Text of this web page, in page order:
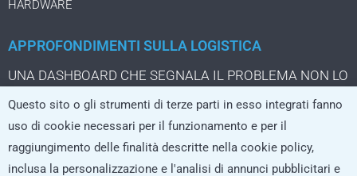
HARDWARE
APPROFONDIMENTI SULLA LOGISTICA
UNA DASHBOARD CHE SEGNALA IL PROBLEMA NON LO
IL PACCO DA TRE EURO CHE CAMBIA LA LOGISTICA
DELL’ECOMMERCE
LA LOGISTICA CRESCE SOLO SE I SISTEMI REGGONO
Questo sito o gli strumenti di terze parti in esso integrati fanno
uso di cookie necessari per il funzionamento e per il
raggiungimento delle finalità descritte nella cookie policy,
inclusa la personalizzazione e l'analisi di annunci pubblicitari e